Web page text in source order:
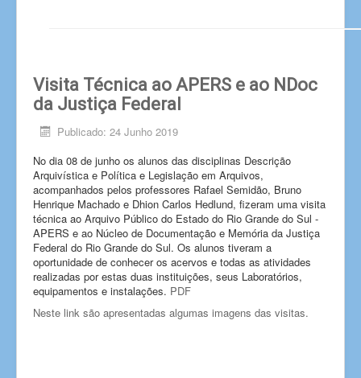
Visita Técnica ao APERS e ao NDoc
da Justiça Federal
Publicado: 24 Junho 2019
No dia 08 de junho os alunos das disciplinas Descrição
Arquivística e Política e Legislação em Arquivos,
acompanhados pelos professores Rafael Semidão, Bruno
Henrique Machado e Dhion Carlos Hedlund, fizeram uma visita
técnica ao Arquivo Público do Estado do Rio Grande do Sul -
APERS e ao Núcleo de Documentação e Memória da Justiça
Federal do Rio Grande do Sul. Os alunos tiveram a
oportunidade de conhecer os acervos e todas as atividades
realizadas por estas duas instituições, seus Laboratórios,
equipamentos e instalações. PDF
Neste link são apresentadas algumas imagens das visitas.